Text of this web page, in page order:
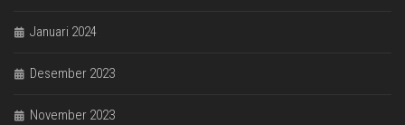
Januari 2024
Desember 2023
November 2023